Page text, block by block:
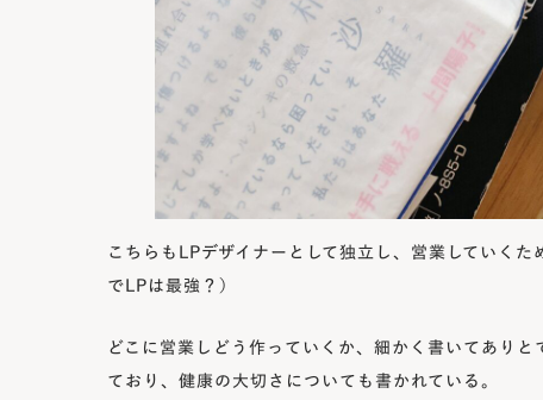
こちらもLPデザイナーとして独立し、営業していく
でLPは最強？）
どこに営業しどう作っていくか、細かく書いてあり
ており、健康の大切さについても書かれている。